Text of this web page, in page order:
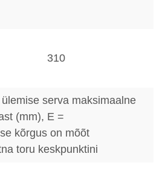
310
serva maksimaalne
(mm), E =
kõrgus on mõõt
toru keskpunktini